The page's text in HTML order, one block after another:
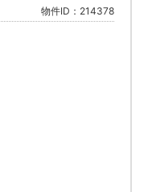
物件ID：214378